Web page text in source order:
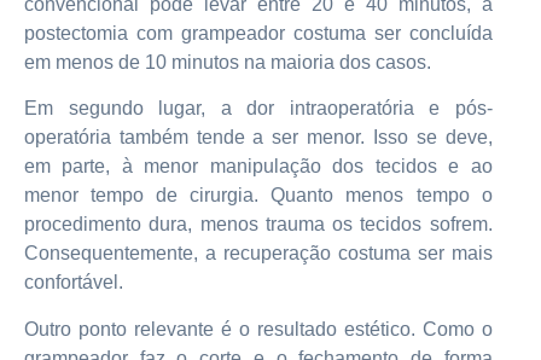
postectomia com grampeador costuma ser concluída
em menos de 10 minutos na maioria dos casos.
Em segundo lugar, a dor intraoperatória e pós-
operatória também tende a ser menor. Isso se deve,
em parte, à menor manipulação dos tecidos e ao
menor tempo de cirurgia. Quanto menos tempo o
procedimento dura, menos trauma os tecidos sofrem.
Consequentemente, a recuperação costuma ser mais
confortável.
Outro ponto relevante é o resultado estético. Como o